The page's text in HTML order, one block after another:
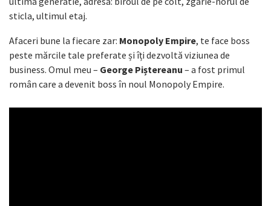
sticla, ultimul etaj.
Afaceri bune la fiecare zar: Monopoly Empire, te face boss
peste mărcile tale preferate și îți dezvoltă viziunea de
business. Omul meu – George Piștereanu – a fost primul
român care a devenit boss în noul Monopoly Empire.